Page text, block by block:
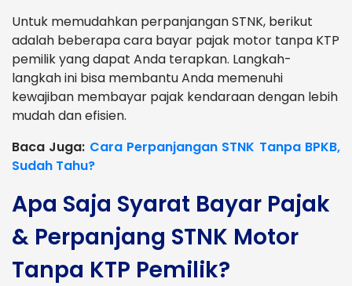
Untuk memudahkan perpanjangan STNK, berikut
adalah beberapa cara bayar pajak motor tanpa KTP
pemilik yang dapat Anda terapkan. Langkah-
langkah ini bisa membantu Anda memenuhi
kewajiban membayar pajak kendaraan dengan lebih
mudah dan efisien.
Baca Juga: Cara Perpanjangan STNK Tanpa BPKB,
Sudah Tahu?
Apa Saja Syarat Bayar Pajak
& Perpanjang STNK Motor
Tanpa KTP Pemilik?